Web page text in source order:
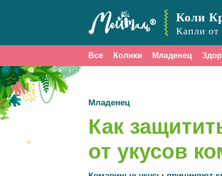
Коли
Капли от
Все Колики Младенец
Младенец
Как
от укусов